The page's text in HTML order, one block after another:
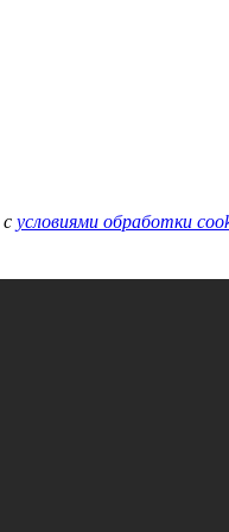
с условиями обработки